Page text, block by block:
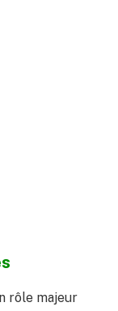
rôle majeur